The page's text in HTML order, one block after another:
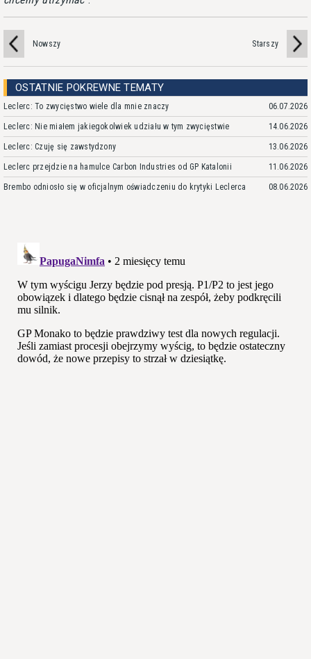
Nowszy Starszy
OSTATNIE POKREWNE TEMATY
Leclerc: To zwycięstwo wiele dla mnie znaczy 06.07.2026
Leclerc: Nie miałem jakiegokolwiek udziału w tym zwycięstwie 14.06.2026
Leclerc: Czuję się zawstydzony 13.06.2026
Leclerc przejdzie na hamulce Carbon Industries od GP Katalonii 11.06.2026
Brembo odniosło się w oficjalnym oświadczeniu do krytyki Leclerca 08.06.2026